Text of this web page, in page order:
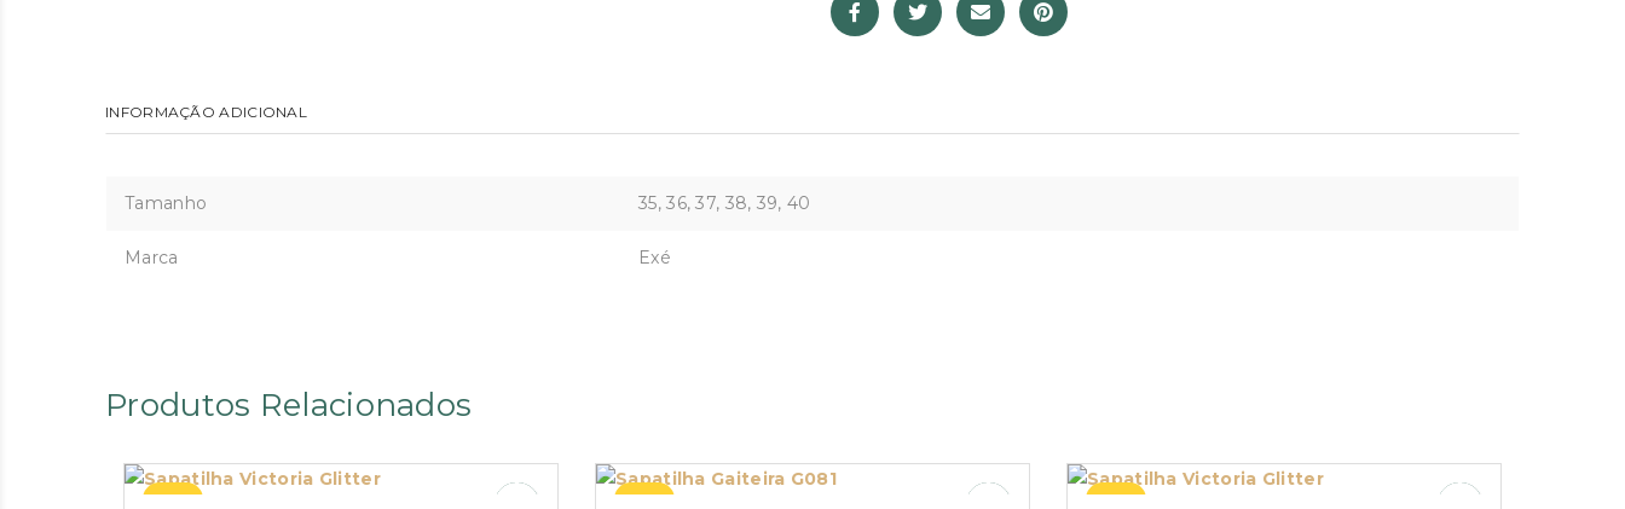
INFORMAÇÃO ADICIONAL
Tamanho 35, 36, 37, 38, 39, 40
Marca Exé
Produtos Relacionados
–34% –50% –45%